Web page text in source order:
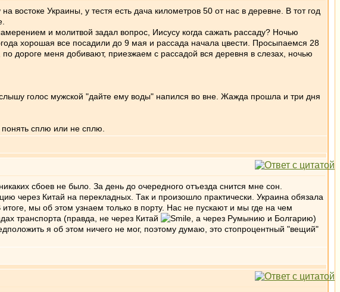
Украины, у тестя есть дача километров 50 от нас в деревне. В тот год
и молитвой задал вопрос, Иисусу когда сажать рассаду? Ночью
хорошая все посадили до 9 мая и рассада начала цвести. Просыпаемся 28
дороге меня добивают, приезжаем с рассадой вся деревня в слезах, ночью
голос мужской "дайте ему воды" напился во вне. Жажда прошла и три дня
сплю или не сплю.
сбоев не было. За день до очередного отъезда снится мне сон.
через Китай на перекладных. Так и произошло практически. Украина обязала
мы об этом узнаем только в порту. Нас не пускают и мы где на чем
транспорта (правда, не через Китай
, а через Румынию и Болгарию)
я об этом ничего не мог, поэтому думаю, это стопроцентный "вещий"